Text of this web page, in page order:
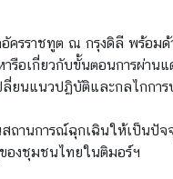
รราชทูต ณ กรุงดิลี พร้อม
อเกี่ยวกับขั้นตอนการผ่า
นแนวปฏิบัติและกลไกการ
นการณ์ฉุกเฉินให้เป็นปัจ
องชุมชนไทยในติมอร์ฯ